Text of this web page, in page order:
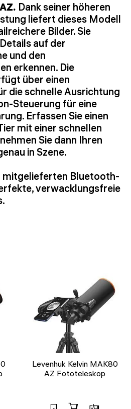
Dank seiner höheren
liefert dieses Modell
Bilder. Sie
auf der
und den
erkennen. Die
über einen
die schnelle Ausrichtung
Steuerung für eine
Erfassen Sie einen
mit einer schnellen
Sie dann Ihren
in Szene.
mitgelieferten Bluetooth-
verwacklungsfreie
Levenhuk Kelvin MAK80
AZ Fototeleskop